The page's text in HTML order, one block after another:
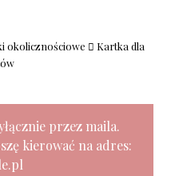
okolicznościowe
Kartka dla
przez maila.
kierować na adres: